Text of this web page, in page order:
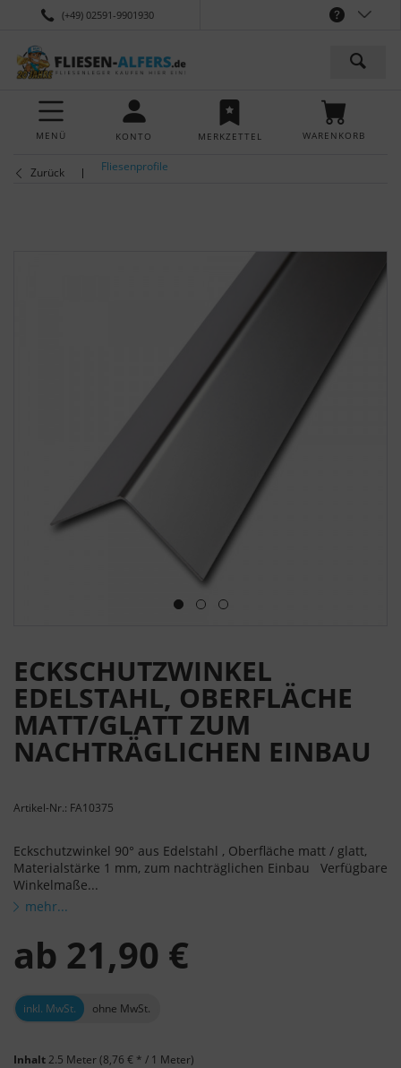
(+49) 02591-9901930
MENÜ KONTO MERKZETTEL WARENKORB
Zurück Fliesenprofile
ECKSCHUTZWINKEL
EDELSTAHL, OBERFLÄCHE
MATT/GLATT ZUM
NACHTRÄGLICHEN EINBAU
Artikel-Nr.: FA10375
Eckschutzwinkel 90° aus Edelstahl , Oberfläche matt / glatt,
Materialstärke 1 mm, zum nachträglichen Einbau Verfügbare
Winkelmaße...
mehr...
ab 21,90 €
inkl. MwSt. ohne MwSt.
Inhalt2.5 Meter(8,76 € * / 1 Meter)